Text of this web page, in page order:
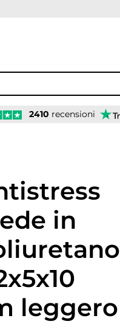
2410 recensioni
in
leggero